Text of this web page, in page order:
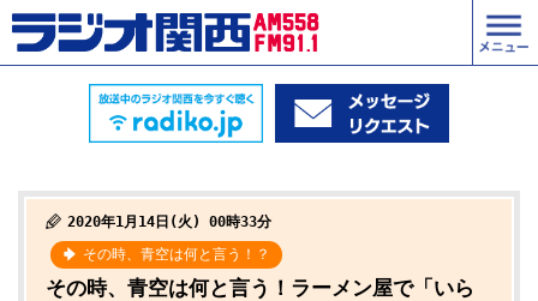
2020年1月14日(火) 00時33分
その時、青空は何と言う！？
その時、青空は何と言う！ラーメン屋で「いら